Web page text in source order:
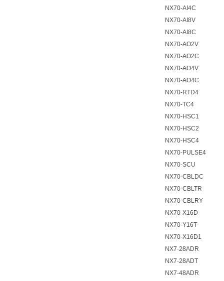
NX70-AI4C
NX70-AI8V
NX70-AI8C
NX70-AO2V
NX70-AO2C
NX70-AO4V
NX70-AO4C
NX70-RTD4
NX70-TC4
NX70-HSC1
NX70-HSC2
NX70-HSC4
NX70-PULSE4
NX70-SCU
NX70-CBLDC
NX70-CBLTR
NX70-CBLRY
NX70-X16D
NX70-Y16T
NX70-X16D1
NX7-28ADR
NX7-28ADT
NX7-48ADR